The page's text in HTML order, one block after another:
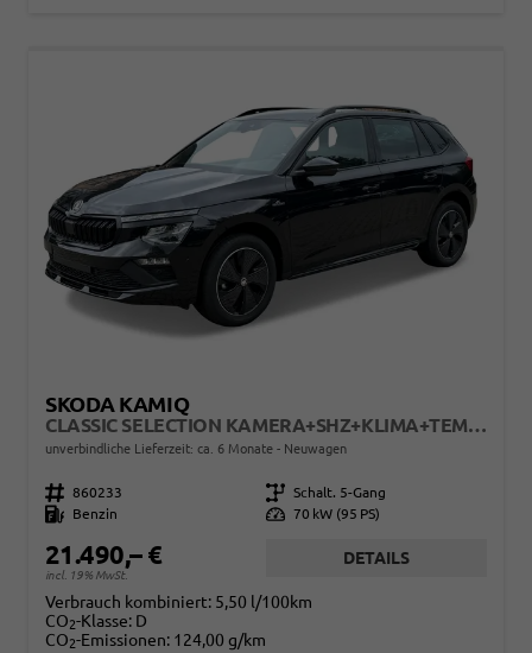
SKODA KAMIQ
CLASSIC SELECTION KAMERA+SHZ+KLIMA+TEMPOMAT+LED+16" LM
unverbindliche Lieferzeit: ca. 6 Monate Neuwagen
Fahrzeugnr. 860233 Getriebe Schalt. 5-Gang
Kraftstoff
Benzin Leistung 70 kW (95 PS)
21.490,– €
incl. 19% MwSt.
DETAILS
Verbrauch kombiniert: 5,50 l/100km
CO2-Klasse: D
CO2-Emissionen: 124,00 g/km